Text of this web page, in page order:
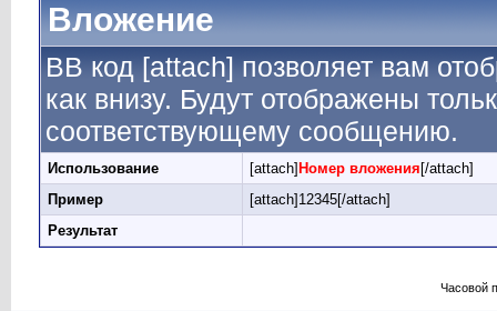
Вложение
BB код [attach] позволяет вам
как внизу. Будут отображены
соответствующему сообщению.
Использование [attach] Номер вложения [/attach]
Пример
[attach]12345[/attach]
Результат
Часовой